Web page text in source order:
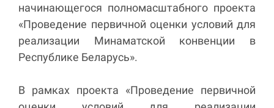
начинающегося полномасштабного проекта
«Проведение первичной оценки условий для
реализации Минаматской конвенции в
Республике Беларусь».
В рамках проекта «Проведение первичной